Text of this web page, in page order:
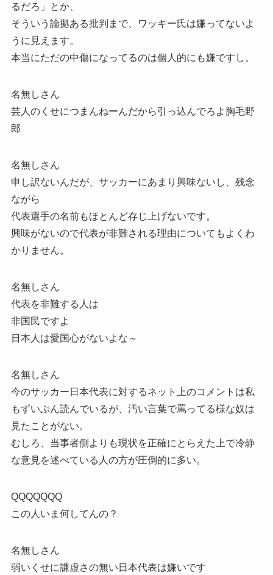
るだろ」とか、
そういう論拠ある批判まで、ワッキー氏は嫌ってないよ
うに見えます。
本当にただの中傷になってるのは個人的にも嫌ですし。
名無しさん
芸人のくせにつまんねーんだから引っ込んでろよ胸毛野
郎
名無しさん
申し訳ないんだが、サッカーにあまり興味ないし、残念
ながら
代表選手の名前もほとんど存じ上げないです。
興味がないので代表が非難される理由についてもよくわ
かりません。
名無しさん
代表を非難する人は
非国民ですよ
日本人は愛国心がないよな～
名無しさん
今のサッカー日本代表に対するネット上のコメントは私
もずいぶん読んでいるが、汚い言葉で罵ってる様な奴は
見たことがない。
むしろ、当事者側よりも現状を正確にとらえた上で冷静
な意見を述べている人の方が圧倒的に多い。
QQQQQQQ
この人いま何してんの？
名無しさん
弱いくせに謙虚さの無い日本代表は嫌いです